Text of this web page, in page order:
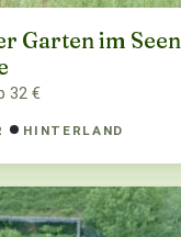
Garten im
32 €
HINTERLAND